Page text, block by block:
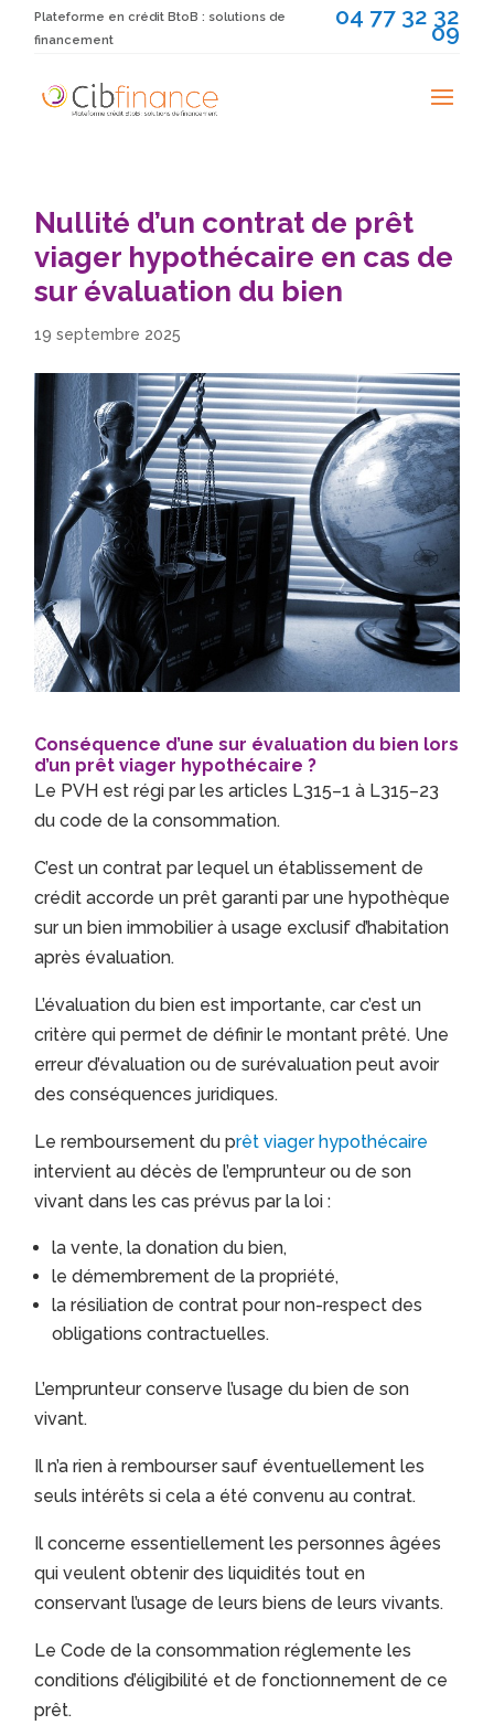
Plateforme en crédit BtoB : solutions de
financement
04 77 32 32
09
Nullité d’un contrat de prêt
viager hypothécaire en cas de
sur évaluation du bien
19 septembre 2025
Conséquence d’une sur évaluation du bien lors
d’un prêt viager hypothécaire ?
Le PVH est régi par les articles L315–1 à L315–23
du code de la consommation.
C’est un contrat par lequel un établissement de
crédit accorde un prêt garanti par une hypothèque
sur un bien immobilier à usage exclusif d’habitation
après évaluation.
L’évaluation du bien est importante, car c’est un
critère qui permet de définir le montant prêté. Une
erreur d’évaluation ou de surévaluation peut avoir
des conséquences juridiques.
Le remboursement du prêt viager hypothécaire
intervient au décès de l’emprunteur ou de son
vivant dans les cas prévus par la loi :
la vente, la donation du bien,
le démembrement de la propriété,
la résiliation de contrat pour non-respect des
obligations contractuelles.
L’emprunteur conserve l’usage du bien de son
vivant.
Il n’a rien à rembourser sauf éventuellement les
seuls intérêts si cela a été convenu au contrat.
Il concerne essentiellement les personnes âgées
qui veulent obtenir des liquidités tout en
conservant l’usage de leurs biens de leurs vivants.
Le Code de la consommation réglemente les
conditions d’éligibilité et de fonctionnement de ce
prêt.